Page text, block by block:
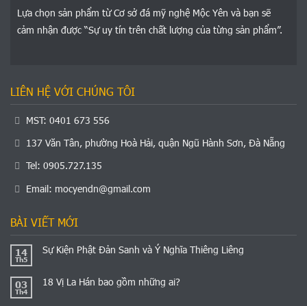
Lựa chọn sản phẩm từ Cơ sở đá mỹ nghệ Mộc Yên và bạn sẽ
cảm nhận được “Sự uy tín trên chất lượng của từng sản phẩm”.
LIÊN HỆ VỚI CHÚNG TÔI
MST: 0401 673 556
137 Văn Tân, phường Hoà Hải, quận Ngũ Hành Sơn, Đà Nẵng
Tel: 0905.727.135
Email: mocyendn@gmail.com
BÀI VIẾT MỚI
14
Th5
Sự Kiện Phật Đản Sanh và Ý Nghĩa Thiêng Liêng
03
Th4
18 Vị La Hán bao gồm những ai?